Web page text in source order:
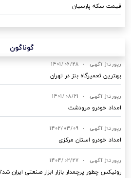
قیمت سکه پارسیان
گوناگون
رپورتاژ آگهی •
1401/06/28
بهترین تعمیرگاه بنز در تهران
رپورتاژ آگهی •
1401/08/21
امداد خودرو مرودشت
رپورتاژ آگهی •
1402/03/09
امداد خودرو استان مرکزی
رپورتاژ آگهی •
1404/02/27
رونیکس چطور پرچمدار بازار ابزار صنعتی ایران شد؟